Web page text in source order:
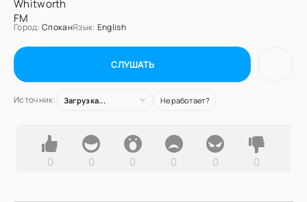
Город:СпоканЯзык: English
СЛУШАТЬ
Источник: Загрузка... Не работает?
0 0 0 0 0 0